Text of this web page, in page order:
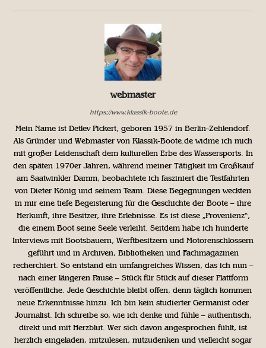
webmaster
https://www.klassik-boote.de
Mein Name ist Detlev Pickert, geboren 1957 in Berlin-Zehlendorf.
Als Gründer und Webmaster von Klassik-Boote.de widme ich mich
mit großer Leidenschaft dem kulturellen Erbe des Wassersports. In
den späten 1970er Jahren, während meiner Tätigkeit im Großkauf
am Saatwinkler Damm, beobachtete ich fasziniert die Testfahrten
von Dieter König und seinem Team. Diese Begegnungen weckten
in mir eine tiefe Begeisterung für die Geschichte der Boote – ihre
Herkunft, ihre Besitzer, ihre Erlebnisse. Es ist diese „Provenienz“,
die einem Boot seine Seele verleiht. Seitdem habe ich hunderte
Interviews mit Bootsbauern, Werftbesitzern und Motorenschlossern
geführt und in Archiven, Bibliotheken und Fachmagazinen
recherchiert. So entstand ein umfangreiches Wissen, das ich nun –
nach einer längeren Pause – Stück für Stück auf dieser Plattform
veröffentliche. Jede Geschichte bleibt offen, denn täglich kommen
neue Erkenntnisse hinzu. Ich bin kein studierter Germanist oder
Journalist. Ich schreibe so, wie ich denke und fühle – authentisch,
direkt und mit Herzblut. Wer sich davon angesprochen fühlt, ist
herzlich eingeladen, mitzulesen, mitzudenken und vielleicht sogar